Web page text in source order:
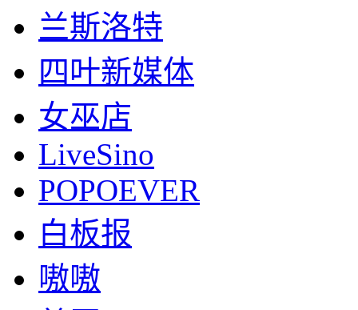
兰斯洛特
四叶新媒体
女巫店
LiveSino
POPOEVER
白板报
嗷嗷